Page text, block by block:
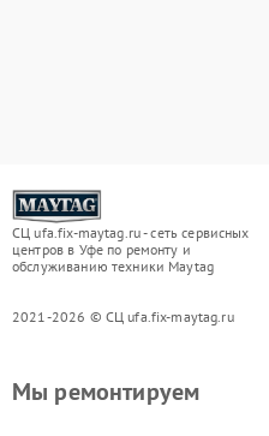
СЦ ufa.fix-maytag.ru - сеть сервисных
центров в Уфе по ремонту и
обслуживанию техники Maytag
2021-2026 © СЦ ufa.fix-maytag.ru
Мы ремонтируем